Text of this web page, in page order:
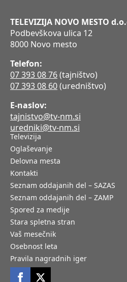
TELEVIZIJA NOVO MESTO
Podbevškova ulica 12
8000 Novo mesto
Telefon:
07 393 08 76(tajništvo)
07 393 08 60(uredništvo)
E-naslov:
tajnistvo@tv-nm.si
uredniki@tv-nm.si
Televizija
Oglaševanje
Delovna mesta
Kontakti
Seznam oddajanih del – SAZAS
Seznam oddajanih del – ZAMP
Spored za medije
Stara spletna stran
Vaš mesečnik
Osebnost leta
Pravila nagradnih iger